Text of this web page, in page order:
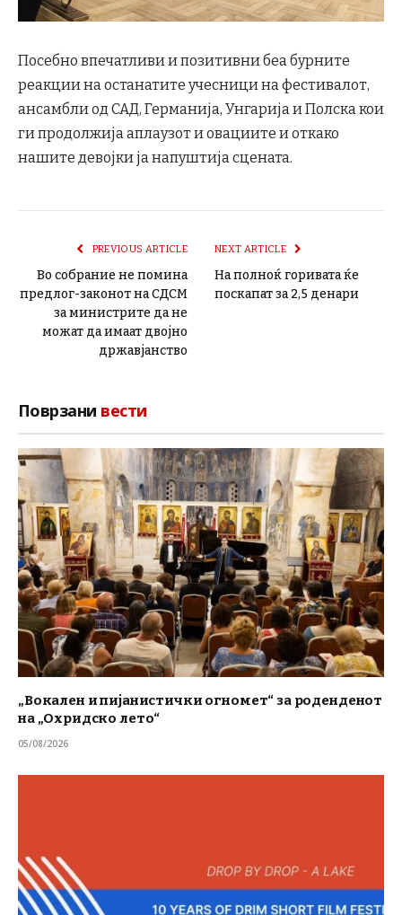
Посебно впечатливи и позитивни беа бурните
реакции на останатите учесници на фестивалот,
ансамбли од САД, Германија, Унгарија и Полска кои
ги продолжија аплаузот и овациите и откако
нашите девојки ја напуштија сцената.
PREVIOUS ARTICLE
Во собрание не помина
предлог-законот на СДСМ
за министрите да не
можат да имаат двојно
државјанство
NEXT ARTICLE
На полноќ горивата ќе
поскапат за 2,5 денари
Поврзани вести
„Вокален и пијанистички огномет“ за роденденот
на „Охридско лето“
05/08/2026